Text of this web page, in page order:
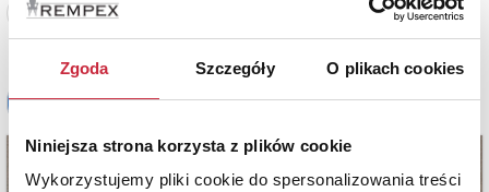
Zgoda Szczegóły O plikach cookies
Niniejsza strona korzysta z plików cookie
Wykorzystujemy pliki cookie do spersonalizowania treści
Zobacz pełne informacje